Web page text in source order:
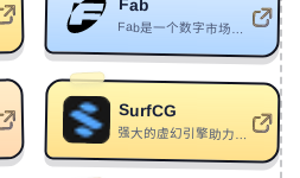
Øfdream
版 Parliament Version by No AI No
Suno.ai
星川トニ
务器管理面板：
： KPanel 是 kejilion.sh 生态的
浏览器管理服务器、网站、
以宿主机真实资源为准，提供
应用市场、服务器体检等功
新的工具并分享你的作品。
Fab
Fab是一个数字市场，为创作者提供了一个单一平台，用于发现、分享、购买和销售高质量的、可直接用于实时游戏的游戏资产、环境、视觉效果、音频、动画、角色、插件等。
供了各种CG资源素材和软件插件下载.
SurfCG
强大的虚幻引擎助力影视特效制作,如何成为一名优秀的影视概念设计师,中国顶级电影海报设计师，必有他一席,震撼的影视特效制作过程！请看这里！,诺兰新作《奥本海默》再现核弹爆炸没使用电脑特效？！深度揭秘视效幕后创作,为什么-SurfCG